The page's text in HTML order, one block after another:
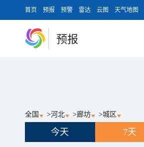
首页 预报 预警 雷达 云图 天气地图
预报
全国 >河北 >廊坊 >城区
今天 7天